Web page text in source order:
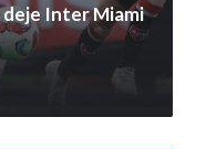
Inter Miami